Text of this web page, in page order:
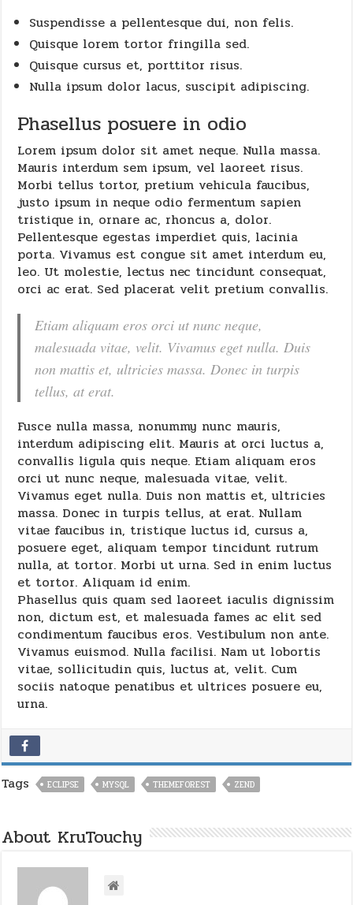
Suspendisse a pellentesque dui, non felis.
Quisque lorem tortor fringilla sed.
Quisque cursus et, porttitor risus.
Nulla ipsum dolor lacus, suscipit adipiscing.
Phasellus posuere in odio
Lorem ipsum dolor sit amet neque. Nulla massa.
Mauris interdum sem ipsum, vel laoreet risus.
Morbi tellus tortor, pretium vehicula faucibus,
justo ipsum in neque odio fermentum sapien
tristique in, ornare ac, rhoncus a, dolor.
Pellentesque egestas imperdiet quis, lacinia
porta. Vivamus est congue sit amet interdum eu,
leo. Ut molestie, lectus nec tincidunt consequat,
orci ac erat. Sed placerat velit pretium convallis.
Etiam aliquam eros orci ut nunc neque,
malesuada vitae, velit. Vivamus eget nulla. Duis
non mattis et, ultricies massa. Donec in turpis
tellus, at erat.
Fusce nulla massa, nonummy nunc mauris,
interdum adipiscing elit. Mauris at orci luctus a,
convallis ligula quis neque. Etiam aliquam eros
orci ut nunc neque, malesuada vitae, velit.
Vivamus eget nulla. Duis non mattis et, ultricies
massa. Donec in turpis tellus, at erat. Nullam
vitae faucibus in, tristique luctus id, cursus a,
posuere eget, aliquam tempor tincidunt rutrum
nulla, at tortor. Morbi ut urna. Sed in enim luctus
et tortor. Aliquam id enim.
Phasellus quis quam sed laoreet iaculis dignissim
non, dictum est, et malesuada fames ac elit sed
condimentum faucibus eros. Vestibulum non ante.
Vivamus euismod. Nulla facilisi. Nam ut lobortis
vitae, sollicitudin quis, luctus at, velit. Cum
sociis natoque penatibus et ultrices posuere eu,
urna.
Tags ECLIPSE MYSQL THEMEFOREST ZEND
About KruTouchy